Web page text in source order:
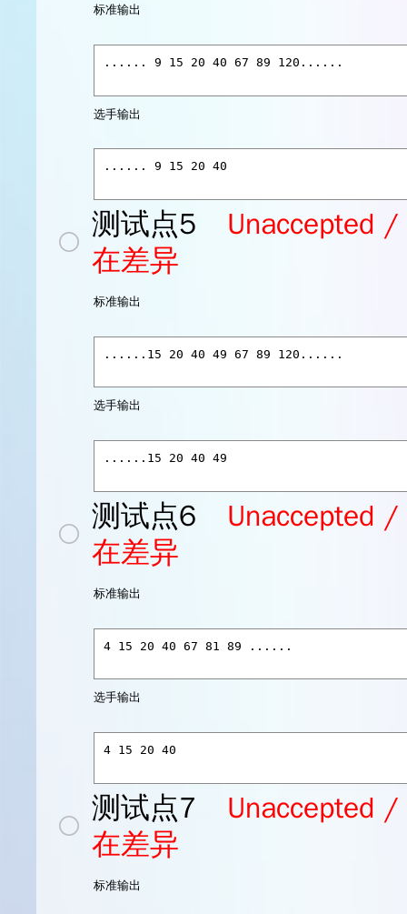
标准输出
选手输出
测试点5
Unaccepted
在差异
标准输出
选手输出
测试点6
Unaccepted
在差异
标准输出
选手输出
测试点7
Unaccepted
在差异
标准输出